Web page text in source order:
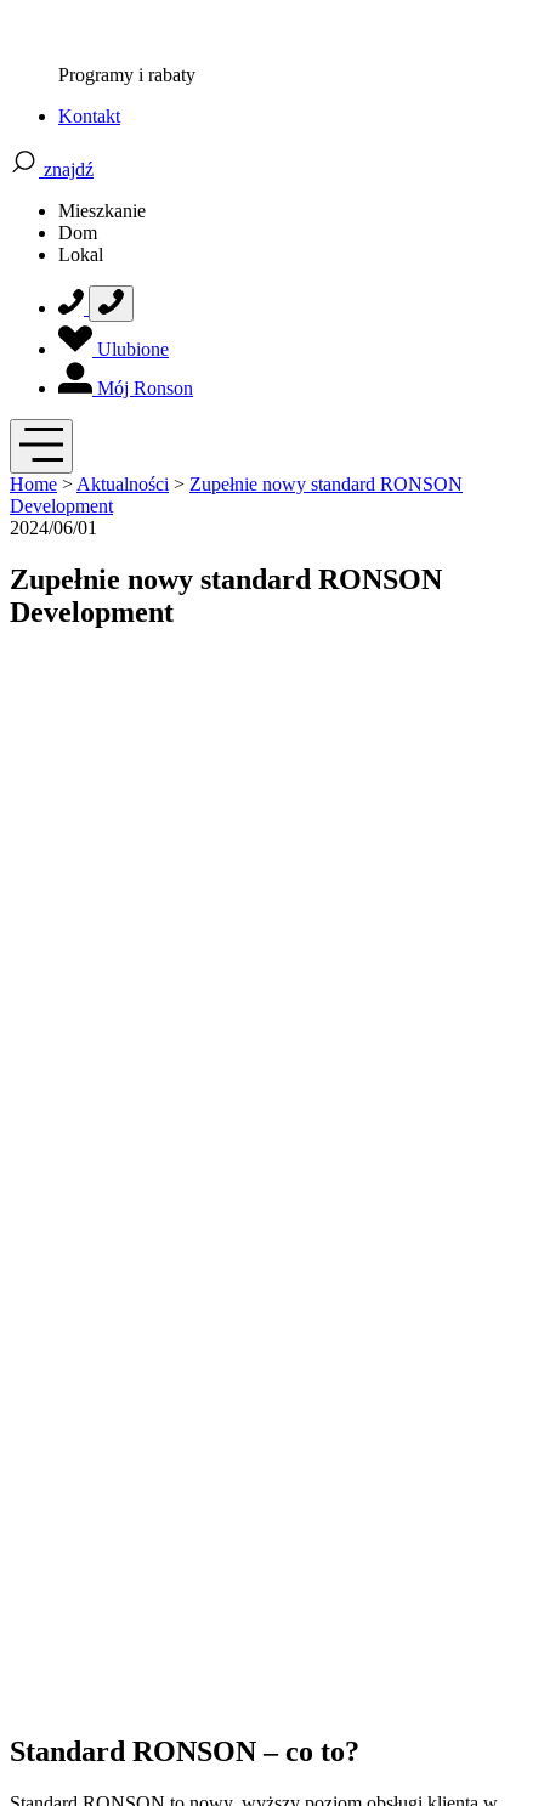
Programy i rabaty
Kontakt
znajdź
Mieszkanie
Dom
Lokal
Ulubione
Mój Ronson
Home > Aktualności > Zupełnie nowy standard RONSON
Development
2024/06/01
Zupełnie nowy standard RONSON
Development
Standard RONSON – co to?